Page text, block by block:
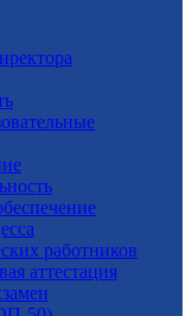
работников
аттестация